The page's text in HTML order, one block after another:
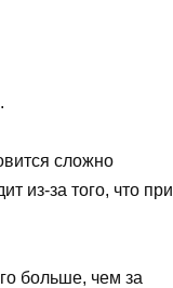
сложно
из-за того, что при
больше, чем за